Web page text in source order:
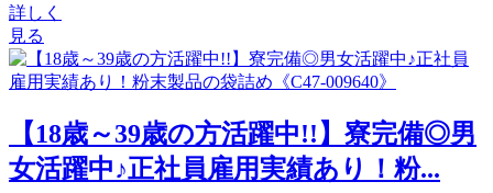
詳しく
見る
【18歳～39歳の方活躍中!!】寮完備◎男
女活躍中♪正社員雇用実績あり！粉...